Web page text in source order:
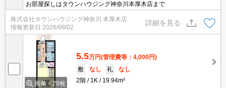
お部屋探しはタウンハウジング神奈川本厚木店まで
株式会社タウンハウジング神奈川 本厚木店
情報更新日 2026/08/02
詳細を見る
画像：29枚
5.5万円(管理費等：4,000円)
敷
なし 礼
なし
2階
1K 19.94m²